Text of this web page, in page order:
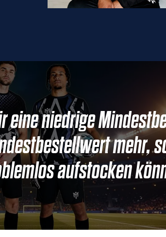
eine niedrige
mehr,
aufstocken